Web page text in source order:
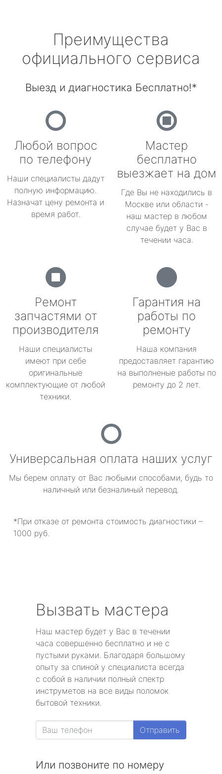
Преимущества
официального сервиса
Выезд и диагностика Бесплатно!*
Любой вопрос
по телефону
Наши специалисты дадут
полную информацию.
Назначат цену ремонта и
время работ.
Мастер
бесплатно
выезжает на дом
Где Вы не находились в
Москве или области -
наш мастер в любом
случае будет у Вас в
течении часа.
Ремонт
запчастями от
производителя
Наши специалисты
имеют при себе
оригинальные
комплектующие от любой
техники.
Гарантия на
работы по
ремонту
Наша компания
предоставляет гарантию
на выполненые работы по
ремонту до 2 лет.
Универсальная оплата наших услуг
Мы берем оплату от Вас любыми способами, будь то
наличный или безналиный перевод.
*При отказе от ремонта стоимость диагностики –
1000 руб.
Вызвать мастера
Наш мастер будет у Вас в течении
часа совершенно бесплатно и не с
пустыми руками. Благодаря большому
опыту за спиной у специалиста всегда
с собой в наличии полный спектр
инструметов на все виды поломок
бытовой техники.
Отправить
Или позвоните по номеру